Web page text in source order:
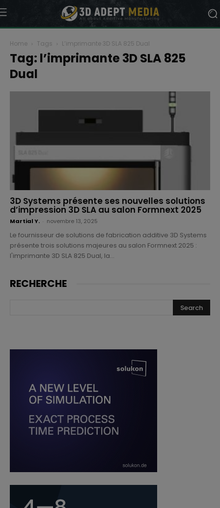
Home Tags L’imprimante 3D SLA 825 Dual
Tag: l’imprimante 3D SLA 825
Dual
3D Systems présente ses nouvelles solutions
d’impression 3D SLA au salon Formnext 2025
Martial Y. novembre 13, 2025
Le fournisseur de solutions de fabrication additive 3D Systems
présente trois solutions majeures au salon Formnext 2025 :
l'imprimante 3D SLA 825 Dual, la...
RECHERCHE